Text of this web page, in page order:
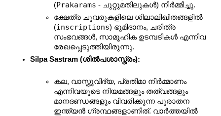
(Prakarams - ചുറ്റുമതിലുകൾ) നിർമ്മിച്ചു.
ക്ഷേത്ര ചുവരുകളിലെ ശിലാലിഖിതങ്ങളിൽ
(inscriptions) ഭൂമിദാനം, ചരിത്ര
സംഭവങ്ങൾ, സാമൂഹിക ഉടമ്പടികൾ എന്നിവ
രേഖപ്പെടുത്തിയിരുന്നു.
Silpa Sastram (ശിൽപശാസ്ത്രം):
കല, വാസ്തുവിദ്യ, പ്രതിമാ നിർമ്മാണം
എന്നിവയുടെ നിയമങ്ങളും തത്വങ്ങളും
മാനദണ്ഡങ്ങളും വിവരിക്കുന്ന പുരാതന
ഇന്ത്യൻ ഗ്രന്ഥങ്ങളാണിത്. വാർത്തയിൽ